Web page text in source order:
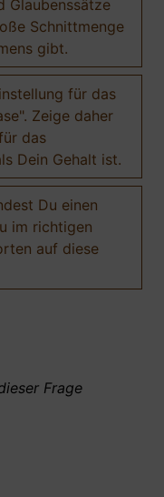
Glaubenssätze
Schnittmenge
gibt.
für das
Zeige daher
das
Dein Gehalt ist.
Du einen
im richtigen
auf diese
Frage